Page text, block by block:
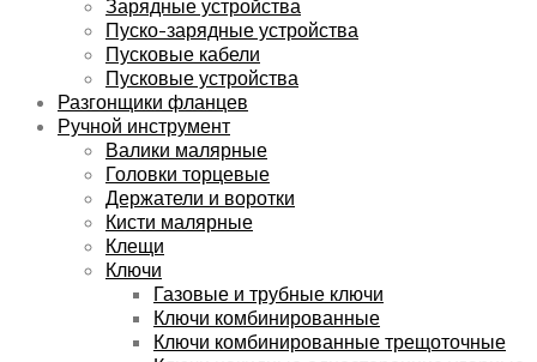
Зарядные устройства
Пуско-зарядные устройства
Пусковые кабели
Пусковые устройства
Разгонщики фланцев
Ручной инструмент
Валики малярные
Головки торцевые
Держатели и воротки
Кисти малярные
Клещи
Ключи
Газовые и трубные ключи
Ключи комбинированные
Ключи комбинированные трещоточные